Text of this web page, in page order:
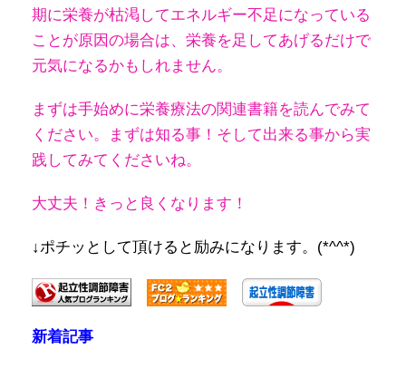
期に栄養が枯渇してエネルギー不足になっている
ことが原因の場合は、栄養を足してあげるだけで
元気になるかもしれません。
まずは手始めに栄養療法の関連書籍を読んでみて
ください。
まずは知る事！そして出来る事から実
践してみてくださいね。
大丈夫！きっと良くなります！
↓ポチッとして頂けると励みになります。(*^^*)
新着記事